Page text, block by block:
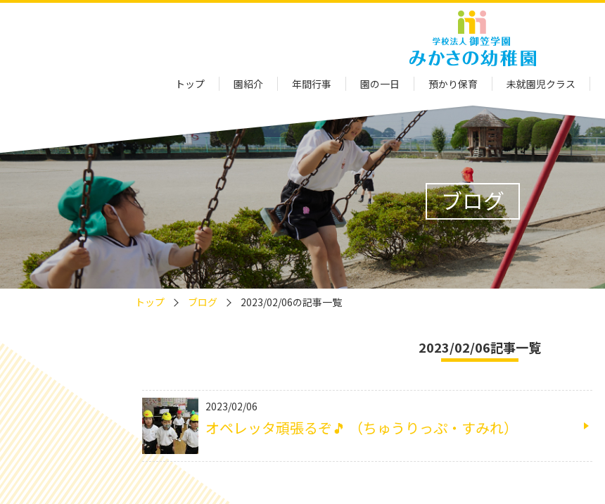
トップ 園紹介 年間行事 園の一日 預かり保育 未就園児クラス
ブログ
トップ ブログ 2023/02/06の記事一覧
2023/02/06記事一覧
2023/02/06
オペレッタ頑張るぞ🎵 （ちゅうりっぷ・すみれ）